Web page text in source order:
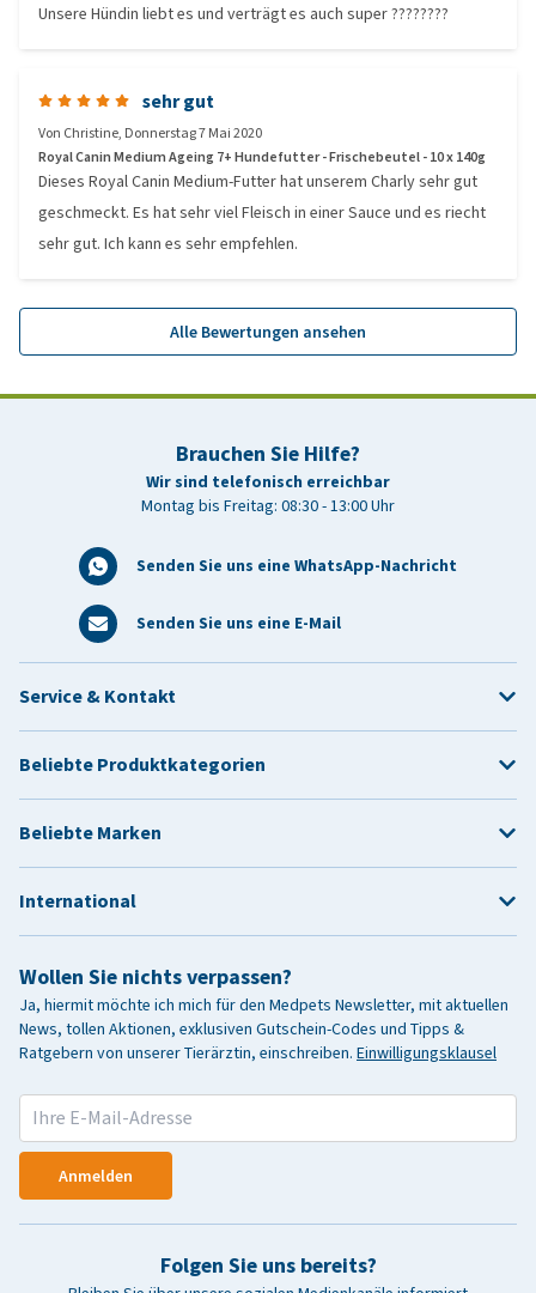
Unsere Hündin liebt es und verträgt es auch super ????????
sehr gut
Von Christine, Donnerstag 7 Mai 2020
Royal Canin Medium Ageing 7+ Hundefutter - Frischebeutel - 10 x 140g
Dieses Royal Canin Medium-Futter hat unserem Charly sehr gut
geschmeckt. Es hat sehr viel Fleisch in einer Sauce und es riecht
sehr gut. Ich kann es sehr empfehlen.
Alle Bewertungen ansehen
Brauchen Sie Hilfe?
Wir sind telefonisch erreichbar
Montag bis Freitag: 08:30 - 13:00 Uhr
Senden Sie uns eine WhatsApp-Nachricht
Senden Sie uns eine E-Mail
Wollen Sie nichts verpassen?
Ja, hiermit möchte ich mich für den Medpets Newsletter, mit aktuellen
News, tollen Aktionen, exklusiven Gutschein-Codes und Tipps &
Ratgebern von unserer Tierärztin, einschreiben. Einwilligungsklausel
Anmelden
Folgen Sie uns bereits?
Service & Kontakt
Beliebte Produktkategorien
Beliebte Marken
International